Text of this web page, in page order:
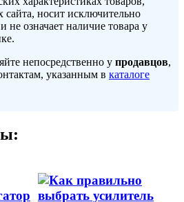
сайта, носит исключительно
и не означает наличие товара у
непосредственно у продавцов,
указанным в каталоге